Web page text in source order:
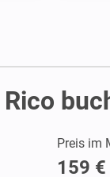
Preis im
159 €